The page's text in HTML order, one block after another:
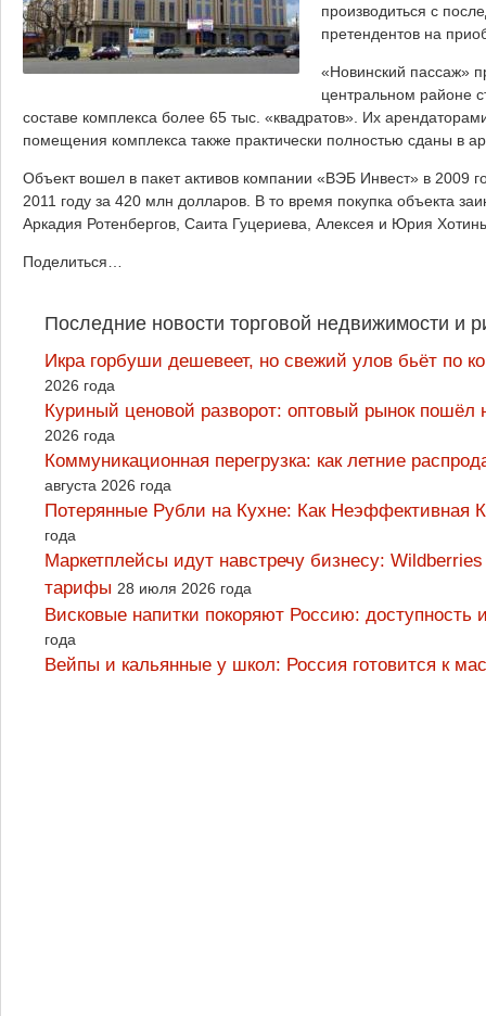
производиться с
претендентов на
«Новинский пассаж»
центральном районе
составе комплекса более 65 тыс. «квадратов». Их
помещения комплекса также практически полностью сданы в
Объект вошел в пакет активов компании «ВЭБ Инвест» в 2009
2011 году за 420 млн долларов. В то время покупка объекта
Аркадия Ротенбергов, Саита Гуцериева, Алексея и Юрия
Поделиться…
Последние новости торговой недвижимости и
Икра горбуши дешевеет, но свежий улов бьёт по
2026 года
Куриный ценовой разворот: оптовый рынок
2026 года
Коммуникационная перегрузка: как летние
августа 2026 года
Потерянные Рубли на Кухне: Как
года
Маркетплейсы идут навстречу бизнесу:
тарифы 28 июля 2026 года
Висковые напитки покоряют Россию:
года
Вейпы и кальянные у школ: Россия готовится к